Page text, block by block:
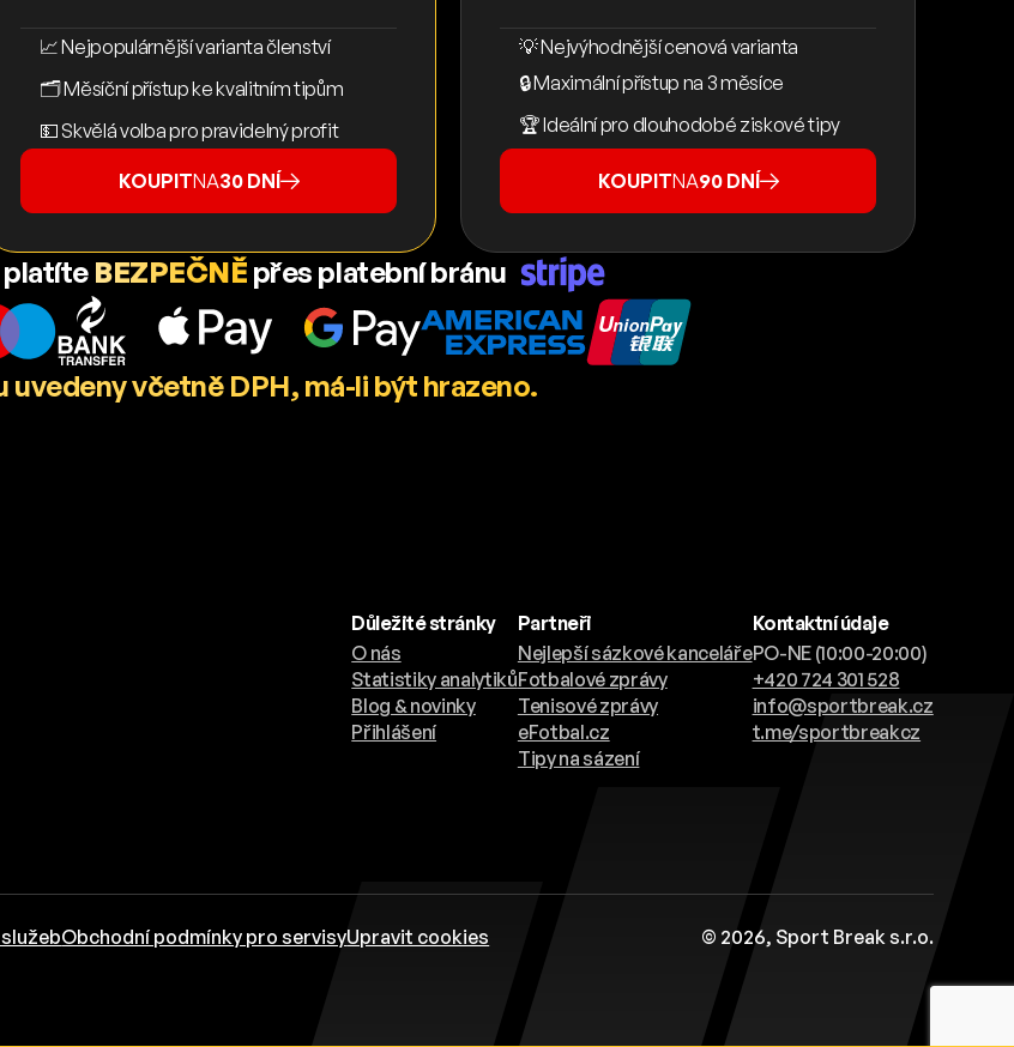
📈 Nejpopulárnější varianta členství
🗂️ Měsíční přístup ke kvalitním tipům
💵 Skvělá volba pro pravidelný profit
KOUPITNA30 DNÍ
💡 Nejvýhodnější cenová varianta
🔒 Maximální přístup na 3 měsíce
🏆 Ideální pro dlouhodobé ziskové tipy
KOUPITNA90 DNÍ
platíte BEZPEČNĚ přes platební bránu
uvedeny včetně DPH, má-li být hrazeno.
Důležité stránky
O nás
Statistiky analytiků
Blog & novinky
Přihlášení
Partneři
Nejlepší sázkové kanceláře
Fotbalové zprávy
Tenisové zprávy
eFotbal.cz
Tipy na sázení
Kontaktní údaje
PO-NE (10:00-20:00)
+420 724 301 528
info@sportbreak.cz
t.me/sportbreakcz
Obchodní podmínky pro servisyUpravit cookies © 2026, Sport Break s.r.o.